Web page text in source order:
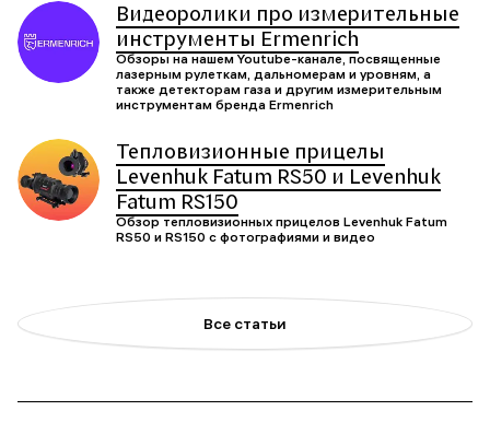
Видеоролики про измерительные
инструменты Ermenrich
Обзоры на нашем Youtube-канале, посвященные
лазерным рулеткам, дальномерам и уровням, а
также детекторам газа и другим измерительным
инструментам бренда Ermenrich
Тепловизионные прицелы
Levenhuk Fatum RS50 и Levenhuk
Fatum RS150
Обзор тепловизионных прицелов Levenhuk Fatum
RS50 и RS150 с фотографиями и видео
Все статьи